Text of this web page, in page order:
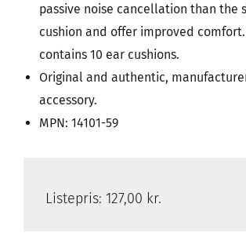
passive noise cancellation than the
cushion and offer improved
contains 10 ear cushions.
Original and authentic,
accessory.
MPN: 14101-59
Listepris: 127,00 kr.